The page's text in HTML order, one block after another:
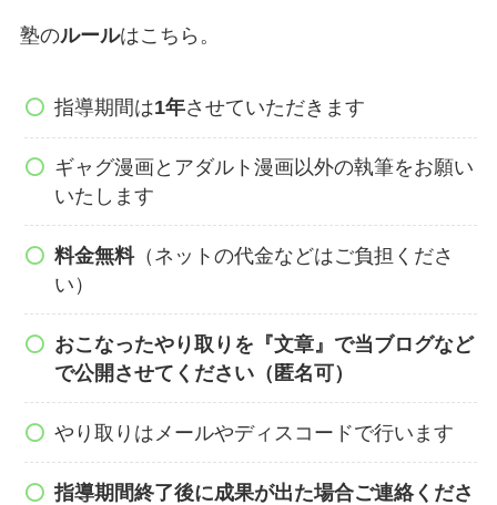
塾のルールはこちら。
指導期間は1年させていただきます
ギャグ漫画とアダルト漫画以外の執筆をお願い
いたします
料金無料（ネットの代金などはご負担くださ
い）
おこなったやり取りを『文章』で当ブログなど
で公開させてください（匿名可）
やり取りはメールやディスコードで行います
指導期間終了後に成果が出た場合ご連絡くださ